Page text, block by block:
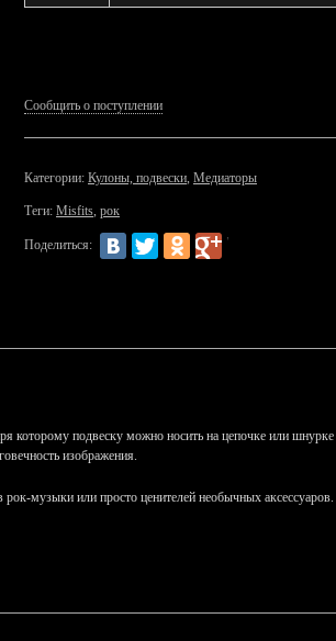
Сообщить о поступлении
Категории: Кулоны, подвески, Медиаторы
Теги: Misfits, рок
Поделиться:
которому подвеску можно носить на цепочке или
изображения.
музыки или просто ценителей необычных аксессуаров.